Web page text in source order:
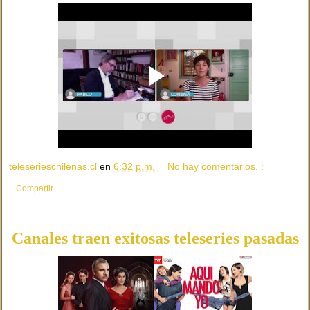
teleserieschilenas.cl en 6:32 p.m. No hay comentarios. :
Compartir
Canales traen exitosas teleseries pasadas